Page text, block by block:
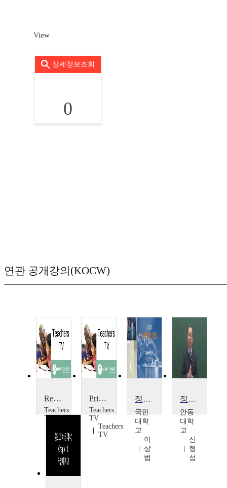
View
상세정보조회
0
연관 공개강의(KOCW)
Reducing Friction: Skid Pan
Teachers
TV
TV
Primary Science: Forces: Pushes, Pulls and Friction
Teachers
TV
Teachers
TV
정역학
국민
대학
교
이
상
범
정역학 2
안동
대학
교
신
형
섭